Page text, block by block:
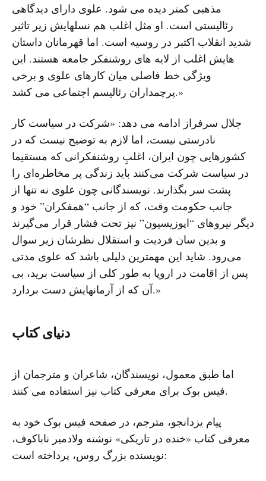
مذهبی کمتر دیده می شود. علوی دارای دیدگاهی
رئالیستی است. او مثل اغلب هم نسلهایش زیر تاثیر
شدید انقلاب اکتبر در روسیه است. اما قهرمانان داستان
هایش اغلب از لایه های روشنفکر جامعه هستند. این
ویژگی خط فاصلی میان کارهای علوی و برخی
پرچمداران رئالیسم اجتماعی می کشد.»
جلال سرفراز ادامه می دهد: «شرکت در سیاست کار
نادرستی نیست، اما لازم به توضیح نیست که در
کشورهایی چون ایران، اغلبِ روشنفکرانی که مستقیما
در سیاست شرکت می‌کنند باید زندگی پر مخاطره‌ای را
پشت سر بگذارند. نویسندگانی چون علوی نه تنها از
جانب حکومت وقت، که از جانب “همفکران” خود و
دیگر نیروهای “اپوزیسیون” نیز تحت فشار قرار می‌گیرند
و بدین سان فردیت و استقلال نظرشان زیر سوال
می‌رود. شاید این مهمترین دلیلی باشد که علوی مدتی
پس از اقامت در اروپا به طور کلی از سیاست برید، بی
آن که از آرمانهایش دست بردارد.»
دنیای کتاب
اما طبق معمول، نویسندگان، شاعران و مترجمان از
فیس بوک برای معرفی کتاب نیز استفاده می کنند.
پیام یزدانجو، مترجم، در صفحه فیس بوک خود به
معرفی کتاب «خنده در تاریکی» نوشته ولادمیر ناباکوف،
نویسنده بزرگ روس، پرداخته است: